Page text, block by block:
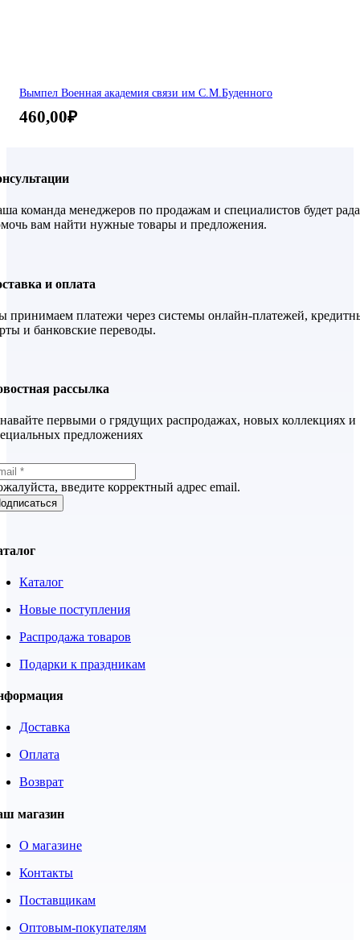
Вымпел Военная академия связи им С.М.Буденного
460,00₽
команда менеджеров по продажам и специалистов будет рада
вам найти нужные товары и предложения.
и оплата
принимаем платежи через системы онлайн-платежей,
и банковские переводы.
рассылка
первыми о грядущих распродажах, новых коллекциях и
предложениях
введите корректный адрес email.
Каталог
Новые поступления
Распродажа товаров
Подарки к праздникам
Доставка
Оплата
Возврат
магазин
О магазине
Контакты
Поставщикам
Оптовым-покупателям